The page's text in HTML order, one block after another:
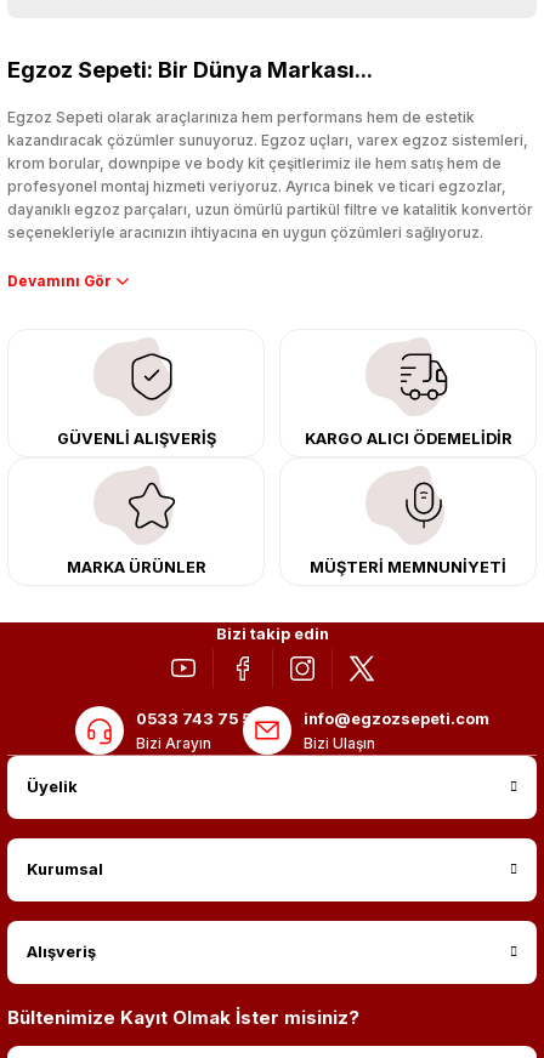
Egzoz Sepeti: Bir Dünya Markası...
Egzoz Sepeti olarak araçlarınıza hem performans hem de estetik
kazandıracak çözümler sunuyoruz. Egzoz uçları, varex egzoz sistemleri,
krom borular, downpipe ve body kit çeşitlerimiz ile hem satış hem de
profesyonel montaj hizmeti veriyoruz. Ayrıca binek ve ticari egzozlar,
dayanıklı egzoz parçaları, uzun ömürlü partikül filtre ve katalitik konvertör
seçenekleriyle aracınızın ihtiyacına en uygun çözümleri sağlıyoruz.
Performans artışı isteyen sürücüler için özel performans egzozları ve
çıkma orijinal ürünler ile yenileyebilir, body kit uygulamalarıyla aracınızın
tasarımını ve aerodinamisini üst seviyeye taşıyabilirsiniz.
Tüm ürünlerimiz orijinal, dayanıklı ve uzun ömürlüdür. İstanbul’daki montaj
merkezimizde profesyonel montaj yapıyor, Türkiye’nin her yerine güvenli
kargo ile teslimat gerçekleştiriyoruz. Aracınıza değer katmak için doğru
adres: Egzoz Sepeti.
GÜVENLİ ALIŞVERİŞ KARGO ALICI ÖDEMELİDİR
MARKA ÜRÜNLER MÜŞTERİ MEMNUNİYETİ
Bizi takip edin
0533 743 75 56
Bizi Arayın
info@egzozsepeti.com
Bizi Ulaşın
Üyelik
Kurumsal
Alışveriş
Bültenimize Kayıt Olmak İster misiniz?